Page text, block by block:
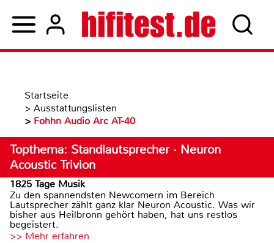
Startseite
> Ausstattungslisten
> Fohhn Audio Arc AT-40
Topthema: Standlautsprecher · Neuron
Acoustic Trivion
1825 Tage Musik
Zu den spannendsten Newcomern im Bereich
Lautsprecher zählt ganz klar Neuron Acoustic. Was wir
bisher aus Heilbronn gehört haben, hat uns restlos
begeistert.
>> Mehr erfahren